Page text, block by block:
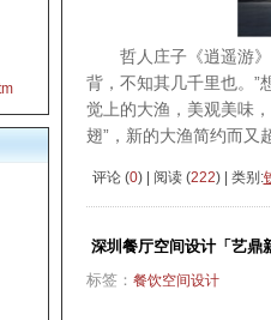
哲人庄子《逍遥游》
背，不知其几千里也。”
觉上的大渔，美观美
翅”，新的大渔简约而又
评论 (0) | 阅读 (222) | 类别:
深圳餐厅空间设计「艺鼎
标签： 餐饮空间设计